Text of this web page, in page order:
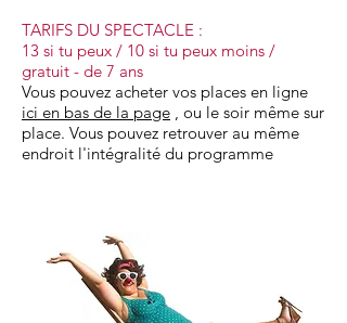
TARIFS DU SPECTACLE :
13 si tu peux / 10 si tu peux moins /
gratuit - de 7 ans
Vous pouvez acheter vos places en ligne
ici en bas de la page , ou le soir même sur
place. Vous pouvez retrouver au même
endroit l'intégralité du programme